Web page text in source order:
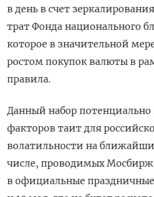
в день в счет
трат Фонда национального
которое в значительной
ростом покупок валюты в
правила.
Данный набор потенциально
факторов таит для
волатильности на
числе, проводимых
в официальные